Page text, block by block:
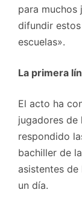
para muchos
difundir
escuelas».
La primera
El acto ha
jugadores de
respondido
bachiller de
asistentes
un día.